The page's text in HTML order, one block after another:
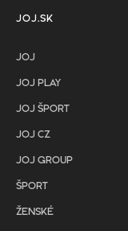
JOJ.SK
JOJ
JOJ PLAY
JOJ ŠPORT
JOJ CZ
JOJ GROUP
ŠPORT
ŽENSKÉ